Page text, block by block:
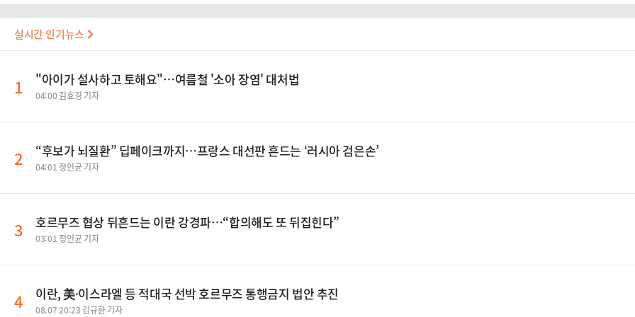
실시간 인기뉴스
1 "아이가 설사하고 토해요"…여름철 '소아 장염' 대처법
04:00 김효경 기자
2 “후보가 뇌질환” 딥페이크까지…프랑스 대선판 흔드는 ‘러시아 검은손’
04:01 정인균 기자
3 호르무즈 협상 뒤흔드는 이란 강경파…“합의해도 또 뒤집힌다”
03:01 정인균 기자
4 이란, 美·이스라엘 등 적대국 선박 호르무즈 통행금지 법안 추진
08.07 20:23 김규환 기자